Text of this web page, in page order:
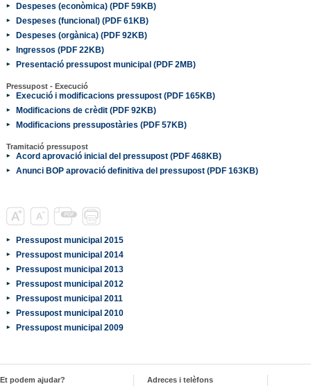
Despeses (econòmica) (PDF 59KB)
Despeses (funcional) (PDF 61KB)
Despeses (orgànica) (PDF 92KB)
Ingressos (PDF 22KB)
Presentació pressupost municipal (PDF 2MB)
Pressupost - Execució
Execució i modificacions pressupost (PDF 165KB)
Modificacions de crèdit (PDF 92KB)
Modificacions pressupostàries (PDF 57KB)
Tramitació pressupost
Acord aprovació inicial del pressupost (PDF 468KB)
Anunci BOP aprovació definitiva del pressupost (PDF 163KB)
Pressupost municipal 2015
Pressupost municipal 2014
Pressupost municipal 2013
Pressupost municipal 2012
Pressupost municipal 2011
Pressupost municipal 2010
Pressupost municipal 2009
Et podem ajudar?
Adreces i telèfons